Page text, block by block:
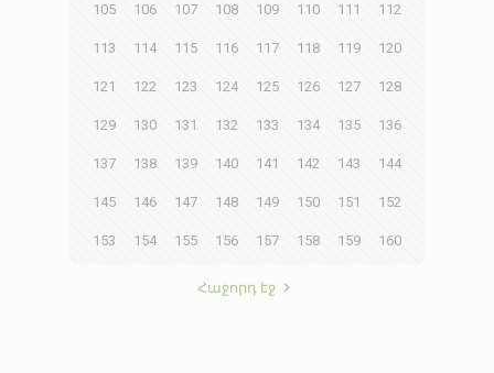
105 106 107 108 109 110 111 112
113 114 115 116 117 118 119 120
121 122 123 124 125 126 127 128
129 130 131 132 133 134 135 136
137 138 139 140 141 142 143 144
145 146 147 148 149 150 151 152
153 154 155 156 157 158 159 160
Հաջորդ էջ